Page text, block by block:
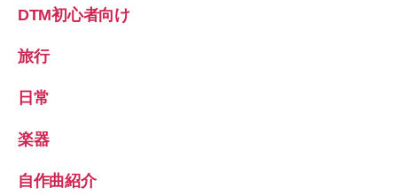
DTM初心者向け
旅行
日常
楽器
自作曲紹介